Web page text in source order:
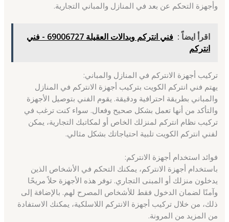
وأجهزة التحكم عن بعد في المنازل والمباني التجارية.
اقرأ ايضاً :
فني انتركم وبدالات العقيلة 69006727 - فني
انتركم
تركيب أجهزة الانتركم في المنازل والمباني:
يهتم فني انتركم الكويت بتركيب أجهزة الانتركم في المنازل
والمباني بطريقة احترافية ودقيقة. يقوم الفني بتوصيل الأجهزة
والتأكد من أنها تعمل بشكل صحيح وفعال. سواء كنت ترغب في
تركيب نظام انتركم لمنزلك الخاص أو لمكاتبك التجارية، يمكن
لفني انتركم الكويت تلبية احتياجاتك بشكل مثالي.
فوائد استخدام أجهزة الانتركم:
باستخدام أجهزة الانتركم، يمكنك التحكم في الأشخاص الذين
يدخلون منزلك أو المبنى التجاري. توفر هذه الأجهزة حلاً مريحًا
وآمنًا لضمان الدخول فقط للأشخاص المصرح لهم. بالإضافة إلى
ذلك، من خلال تركيب أجهزة الانتركم اللاسلكية، يمكنك الاستفادة
من المزيد من المرونة.